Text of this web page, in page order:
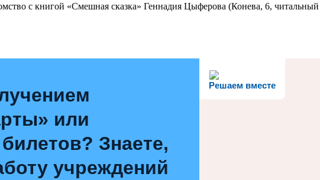
с книгой «Смешная сказка» Геннадия Цыферова (Конева, 6, читальный
Решаем вместе
или
Знаете,
учреждений